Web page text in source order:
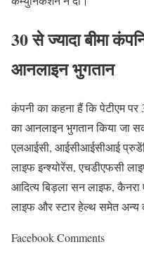
30 से ज्‍यादा बीमा
आनलाइन भुगतान
कंपनी का कहना हैं कि पेटीएम पर
का आनलाइन भुगतान किया जा
एलआईसी, आईसीआईसीआई
लाइफ इन्श्योरेंस, एचडीएफसी
आदित्य बिड़ला सन लाइफ, कैनरा
लाइफ और स्टार हेल्थ समेत अन्य
Facebook Comments